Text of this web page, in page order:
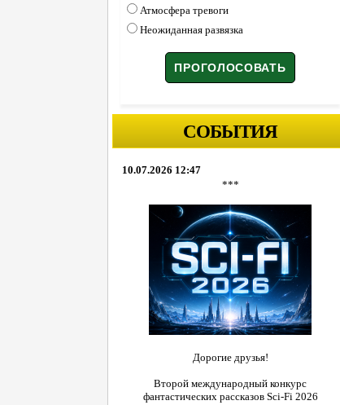
Атмосфера тревоги
Неожиданная развязка
СОБЫТИЯ
10.07.2026 12:47
***
Дорогие друзья!
Второй международный конкурс
фантастических рассказов Sci-Fi 2026